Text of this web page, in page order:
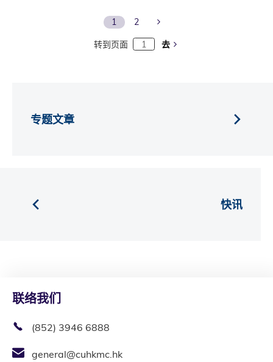
1 2
转到页面 去
快讯
专题文章
联络我们
(852) 3946 6888
general@cuhkmc.hk